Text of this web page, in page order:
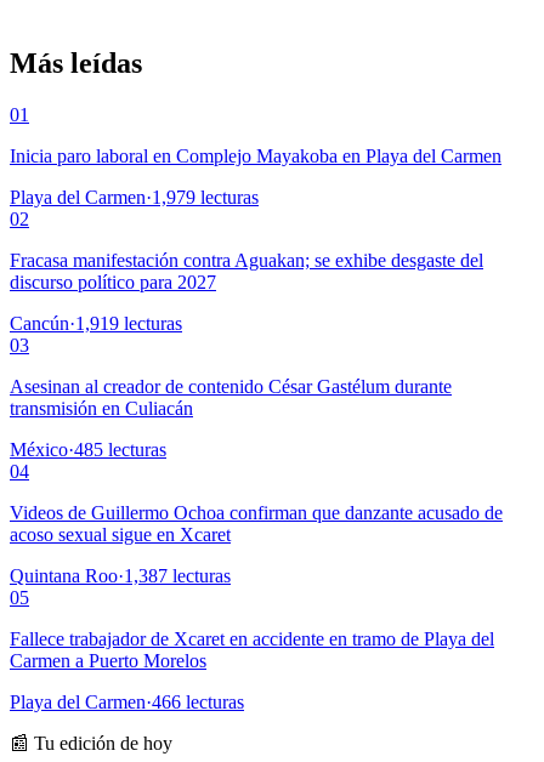
Más leídas
01
Inicia paro laboral en Complejo Mayakoba en Playa del Carmen
Playa del Carmen·1,979 lecturas
02
Fracasa manifestación contra Aguakan; se exhibe desgaste del
discurso político para 2027
Cancún·1,919 lecturas
03
Asesinan al creador de contenido César Gastélum durante
transmisión en Culiacán
México·485 lecturas
04
Videos de Guillermo Ochoa confirman que danzante acusado de
acoso sexual sigue en Xcaret
Quintana Roo·1,387 lecturas
05
Fallece trabajador de Xcaret en accidente en tramo de Playa del
Carmen a Puerto Morelos
Playa del Carmen·466 lecturas
📰 Tu edición de hoy